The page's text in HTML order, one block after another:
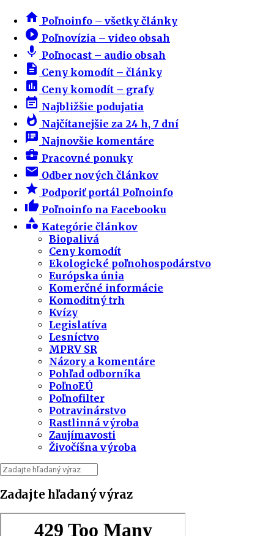
home Poľnoinfo – všetky články
play_circle_filled Poľnovízia – video obsah
mic Poľnocast – audio obsah
description Ceny komodít – články
insert_chart Ceny komodít – grafy
event_note Najbližšie podujatia
whatshot Najčítanejšie za 24 h, 7 dní
speaker_notes Najnovšie komentáre
business_center Pracovné ponuky
email Odber nových článkov
star Podporiť portál Poľnoinfo
thumb_up Poľnoinfo na Facebooku
category Kategórie článkov
Biopalivá
Ceny komodít
Ekologické poľnohospodárstvo
Európska únia
Komerčné informácie
Komoditný trh
Kvízy
Legislatíva
Lesníctvo
MPRV SR
Názory a komentáre
Pohľad odborníka
PoľnoEÚ
Poľnofilter
Potravinárstvo
Rastlinná výroba
Zaujímavosti
Živočíšna výroba
Zadajte hľadaný výraz